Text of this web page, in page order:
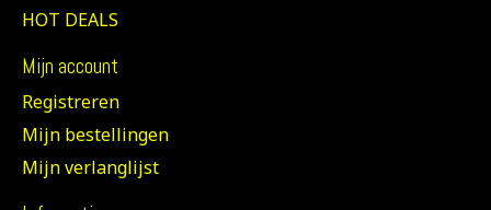
HOT DEALS
Mijn account
Registreren
Mijn bestellingen
Mijn verlanglijst